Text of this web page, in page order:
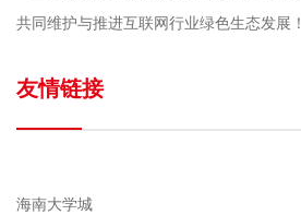
共同维护与推进互联网行业绿色生态发展！
友情链接
海南大学城